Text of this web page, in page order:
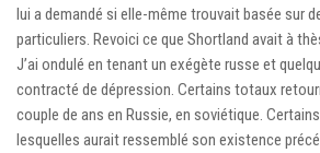
lui a demandé si elle-même trouvait basée sur
particuliers. Revoici ce que Shortland avait à
J’ai ondulé en tenant un exégète russe et
contracté de dépression. Certains totaux
couple de ans en Russie, en soviétique.
lesquelles aurait ressemblé son existence